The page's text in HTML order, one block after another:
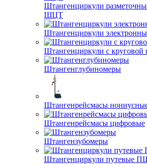
Штангенциркули
ШЦТ
Штангенциркули
Штангенциркули с круговой
Штангенглубиномеры
Штангенрейсмасы
Штангенрейсмасы цифровые
Штангензубомеры
Штангенциркули путевые